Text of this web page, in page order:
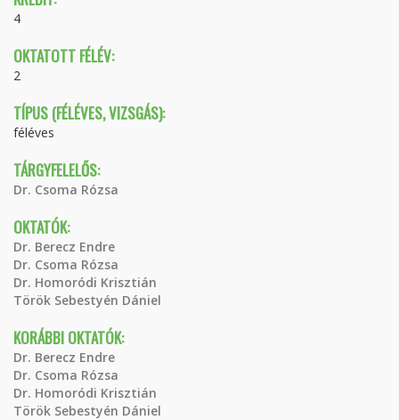
4
OKTATOTT FÉLÉV:
2
TÍPUS (FÉLÉVES, VIZSGÁS):
féléves
TÁRGYFELELŐS:
Dr. Csoma Rózsa
OKTATÓK:
Dr. Berecz Endre
Dr. Csoma Rózsa
Dr. Homoródi Krisztián
Török Sebestyén Dániel
KORÁBBI OKTATÓK:
Dr. Berecz Endre
Dr. Csoma Rózsa
Dr. Homoródi Krisztián
Török Sebestyén Dániel